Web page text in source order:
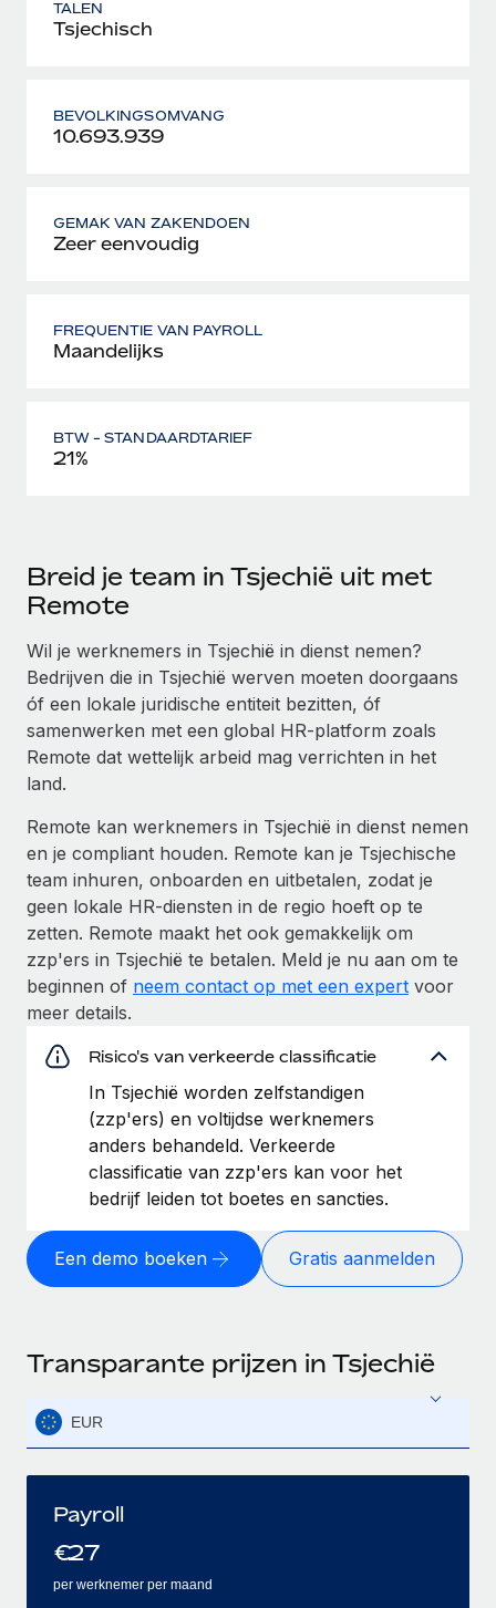
TALEN
Tsjechisch
BEVOLKINGSOMVANG
10.693.939
GEMAK VAN ZAKENDOEN
Zeer eenvoudig
FREQUENTIE VAN PAYROLL
Maandelijks
BTW - STANDAARDTARIEF
21%
Breid je team in Tsjechië uit met
Remote
Wil je werknemers in Tsjechië in dienst nemen?
Bedrijven die in Tsjechië werven moeten doorgaans
óf een lokale juridische entiteit bezitten, óf
samenwerken met een global HR-platform zoals
Remote dat wettelijk arbeid mag verrichten in het
land.
Remote kan werknemers in Tsjechië in dienst nemen
en je compliant houden. Remote kan je Tsjechische
team inhuren, onboarden en uitbetalen, zodat je
geen lokale HR-diensten in de regio hoeft op te
zetten. Remote maakt het ook gemakkelijk om
zzp'ers in Tsjechië te betalen. Meld je nu aan om te
beginnen of neem contact op met een expert voor
meer details.
Risico's van verkeerde classificatie
In Tsjechië worden zelfstandigen
(zzp'ers) en voltijdse werknemers
anders behandeld. Verkeerde
classificatie van zzp'ers kan voor het
bedrijf leiden tot boetes en sancties.
Een demo boeken Gratis aanmelden
Transparante prijzen in Tsjechië
EUR
Payroll
€27
per werknemer per maand